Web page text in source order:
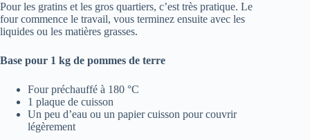
Pour les gratins et les gros quartiers, c’est très pratique. Le
four commence le travail, vous terminez ensuite avec les
liquides ou les matières grasses.
Base pour 1 kg de pommes de terre
Four préchauffé à 180 °C
1 plaque de cuisson
Un peu d’eau ou un papier cuisson pour couvrir
légèrement